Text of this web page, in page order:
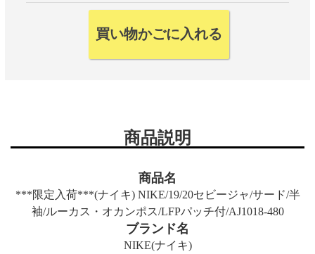
商品説明
商品名
***限定入荷***(ナイキ) NIKE/19/20セビージャ/サード/半
袖/ルーカス・オカンポス/LFPパッチ付/AJ1018-480
ブランド名
NIKE(ナイキ)